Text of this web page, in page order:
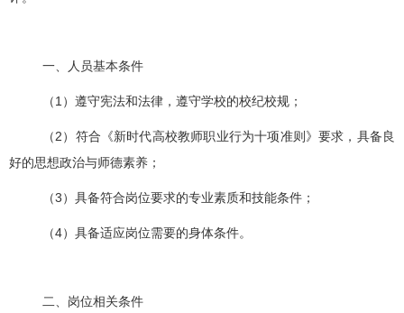
一、人员基本条件
（1 ）遵守宪法和法律，遵守学校的校纪校规；
（2）符合《新时代高校教师职业行为十项准则》要求，具备良
好的思想政治与师德素养；
（3）具备符合岗位要求的专业素质和技能条件；
（4）具备适应岗位需要的身体条件。
二、岗位相关条件